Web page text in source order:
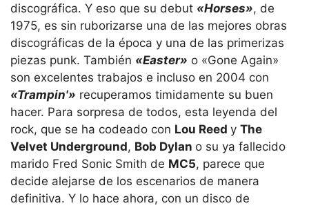
discográfica. Y eso que su debut «Horses», de
1975, es sin ruborizarse una de las mejores obras
discográficas de la época y una de las primerizas
piezas punk. También «Easter» o «Gone Again»
son excelentes trabajos e incluso en 2004 con
«Trampin'» recuperamos timidamente su buen
hacer. Para sorpresa de todos, esta leyenda del
rock, que se ha codeado con Lou Reed y The
Velvet Underground, Bob Dylan o su ya fallecido
marido Fred Sonic Smith de MC5, parece que
decide alejarse de los escenarios de manera
definitiva. Y lo hace ahora, con un disco de